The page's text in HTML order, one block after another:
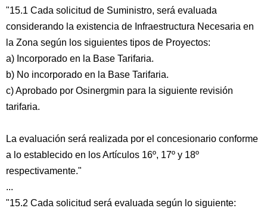
"15.1 Cada solicitud de Suministro, será evaluada
considerando la existencia de Infraestructura Necesaria en
la Zona según los siguientes tipos de Proyectos:
a) Incorporado en la Base Tarifaria.
b) No incorporado en la Base Tarifaria.
c) Aprobado por Osinergmin para la siguiente revisión
tarifaria.
La evaluación será realizada por el concesionario conforme
a lo establecido en los Artículos 16º, 17º y 18º
respectivamente."
...
"15.2 Cada solicitud será evaluada según lo siguiente: